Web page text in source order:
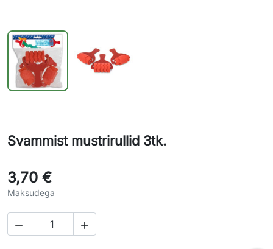
Svammist mustrirullid 3tk.
3,70 €
Maksudega
 